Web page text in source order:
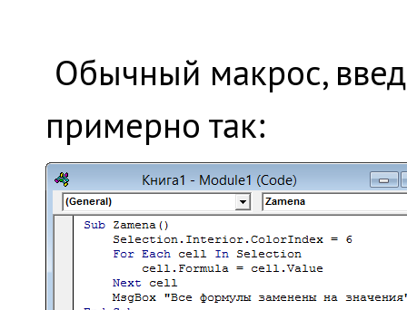
Обычный макрос,
примерно так: